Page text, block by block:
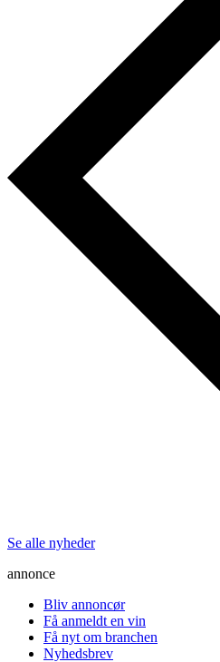
Se alle nyheder
annonce
Bliv annoncør
Få anmeldt en vin
Få nyt om branchen
Nyhedsbrev